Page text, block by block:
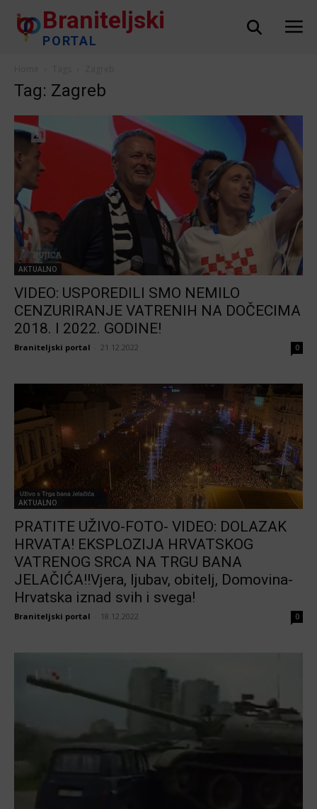
Braniteljski
PORTAL
Tag: Zagreb
AKTUALNO
VIDEO: USPOREDILI SMO NEMILO
CENZURIRANJE VATRENIH NA DOČECIMA
2018. I 2022. GODINE!
Braniteljski portal 21.12.2022 0
AKTUALNO
PRATITE UŽIVO-FOTO- VIDEO: DOLAZAK
HRVATA! EKSPLOZIJA HRVATSKOG
VATRENOG SRCA NA TRGU BANA
JELAČIĆA!!Vjera, ljubav, obitelj, Domovina-
Hrvatska iznad svih i svega!
Braniteljski portal 18.12.2022 0